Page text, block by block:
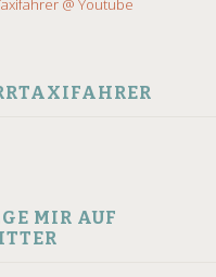
@ Youtube
MIR AUF